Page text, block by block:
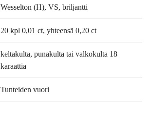
Wesselton (H), VS, briljantti
20 kpl 0,01 ct, yhteensä 0,20 ct
keltakulta, punakulta tai valkokulta 18
karaattia
Tunteiden vuori